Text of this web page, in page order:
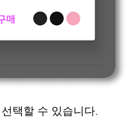
택할 수 있습니다.